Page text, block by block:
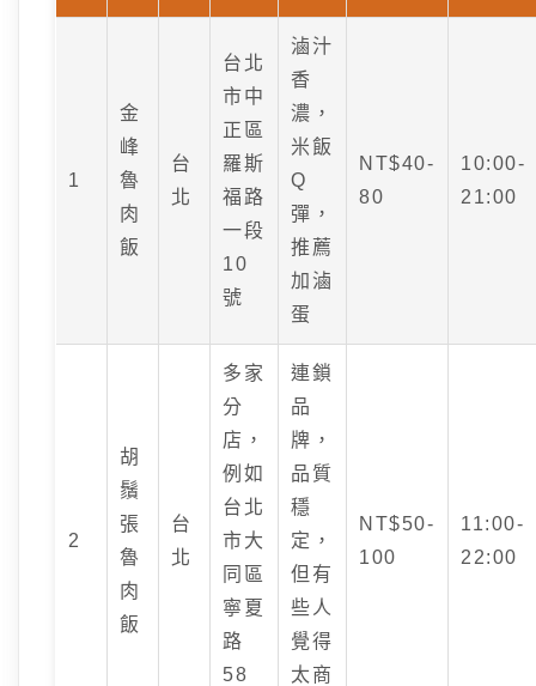
1
金
峰
魯
肉
飯
台
北
台北
市中
正區
羅斯
福路
一段
10
號
滷汁
香
濃，
米飯
Q
彈，
推薦
加滷
蛋
NT$40-
80
10:00-
21:00
2
胡
鬚
張
魯
肉
飯
台
北
多家
分
店，
例如
台北
市大
同區
寧夏
路
58
連鎖
品
牌，
品質
穩
定，
但有
些人
覺得
太商
NT$50-
100
11:00-
22:00